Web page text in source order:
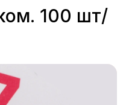
100 шт/